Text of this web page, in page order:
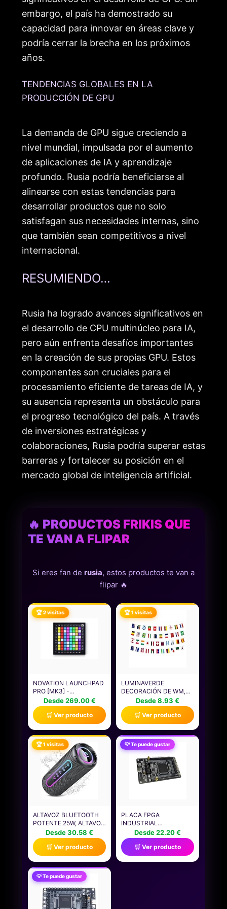
embargo, el país ha demostrado su
capacidad para innovar en áreas clave y
podría cerrar la brecha en los próximos
años.
TENDENCIAS GLOBALES EN LA
PRODUCCIÓN DE GPU
La demanda de GPU sigue creciendo a
nivel mundial, impulsada por el aumento
de aplicaciones de IA y aprendizaje
profundo. Rusia podría beneficiarse al
alinearse con estas tendencias para
desarrollar productos que no solo
satisfagan sus necesidades internas, sino
que también sean competitivos a nivel
internacional.
RESUMIENDO…
Rusia ha logrado avances significativos en
el desarrollo de CPU multinúcleo para IA,
pero aún enfrenta desafíos importantes
en la creación de sus propias GPU. Estos
componentes son cruciales para el
procesamiento eficiente de tareas de IA, y
su ausencia representa un obstáculo para
el progreso tecnológico del país. A través
de inversiones estratégicas y
colaboraciones, Rusia podría superar estas
barreras y fortalecer su posición en el
mercado global de inteligencia artificial.
🔥 PRODUCTOS FRIKIS QUE
TE VAN A FLIPAR
Si eres fan de rusia, estos productos te van a
flipar 🔥
🏆 2 visitas
NOVATION LAUNCHPAD
PRO [MK3] -
CONTROLADOR Y
SECUENCIADOR MIDI DE
CUADRÍCULA PARA
ABLETON LIVE, LOGIC
PRO Y HARDWARE, CON
64 PADS RGB
SENSIBLES,
REPRODUCCIÓN
DINÁMICA DE NOTAS Y
MODOS CHORD Y
SCALE
Desde 269.00 €
🛒 Ver producto
🏆 1 visitas
LUMINAVERDE
DECORACIÓN DE WM,
BANDERINES DE
FÚTBOL 2026,
GUIRNALDA DE
BANDERAS DE 42
PAÍSES PARA FIESTAS Y
EL CAMPEONATO
MUNDIAL
Desde 8.93 €
🛒 Ver producto
🏆 1 visitas
ALTAVOZ BLUETOOTH
POTENTE 25W, ALTAVOZ
BLUETOOTH CON
GRAVES DUALES, 24H
REPRODUCCIÓN, 5
MODOS RGB,
EMPAREJAMIENTO TWS,
IMPERMEABLE IPX7,
SOPORTE AUX/TF,
ALTAVOZ PORTÁTIL
PARA FIESTAS Y VIAJES
Desde 30.58 €
🛒 Ver producto
💡 Te puede gustar
PLACA FPGA
INDUSTRIAL
EP4CE6E22C8N
MÓDULO DE
PROTOTIPADO BASADO
EN DESARROLLO PARA
TAREAS COMPLEJAS DE
Desde 22.20 €
🛒 Ver producto
💡 Te puede gustar